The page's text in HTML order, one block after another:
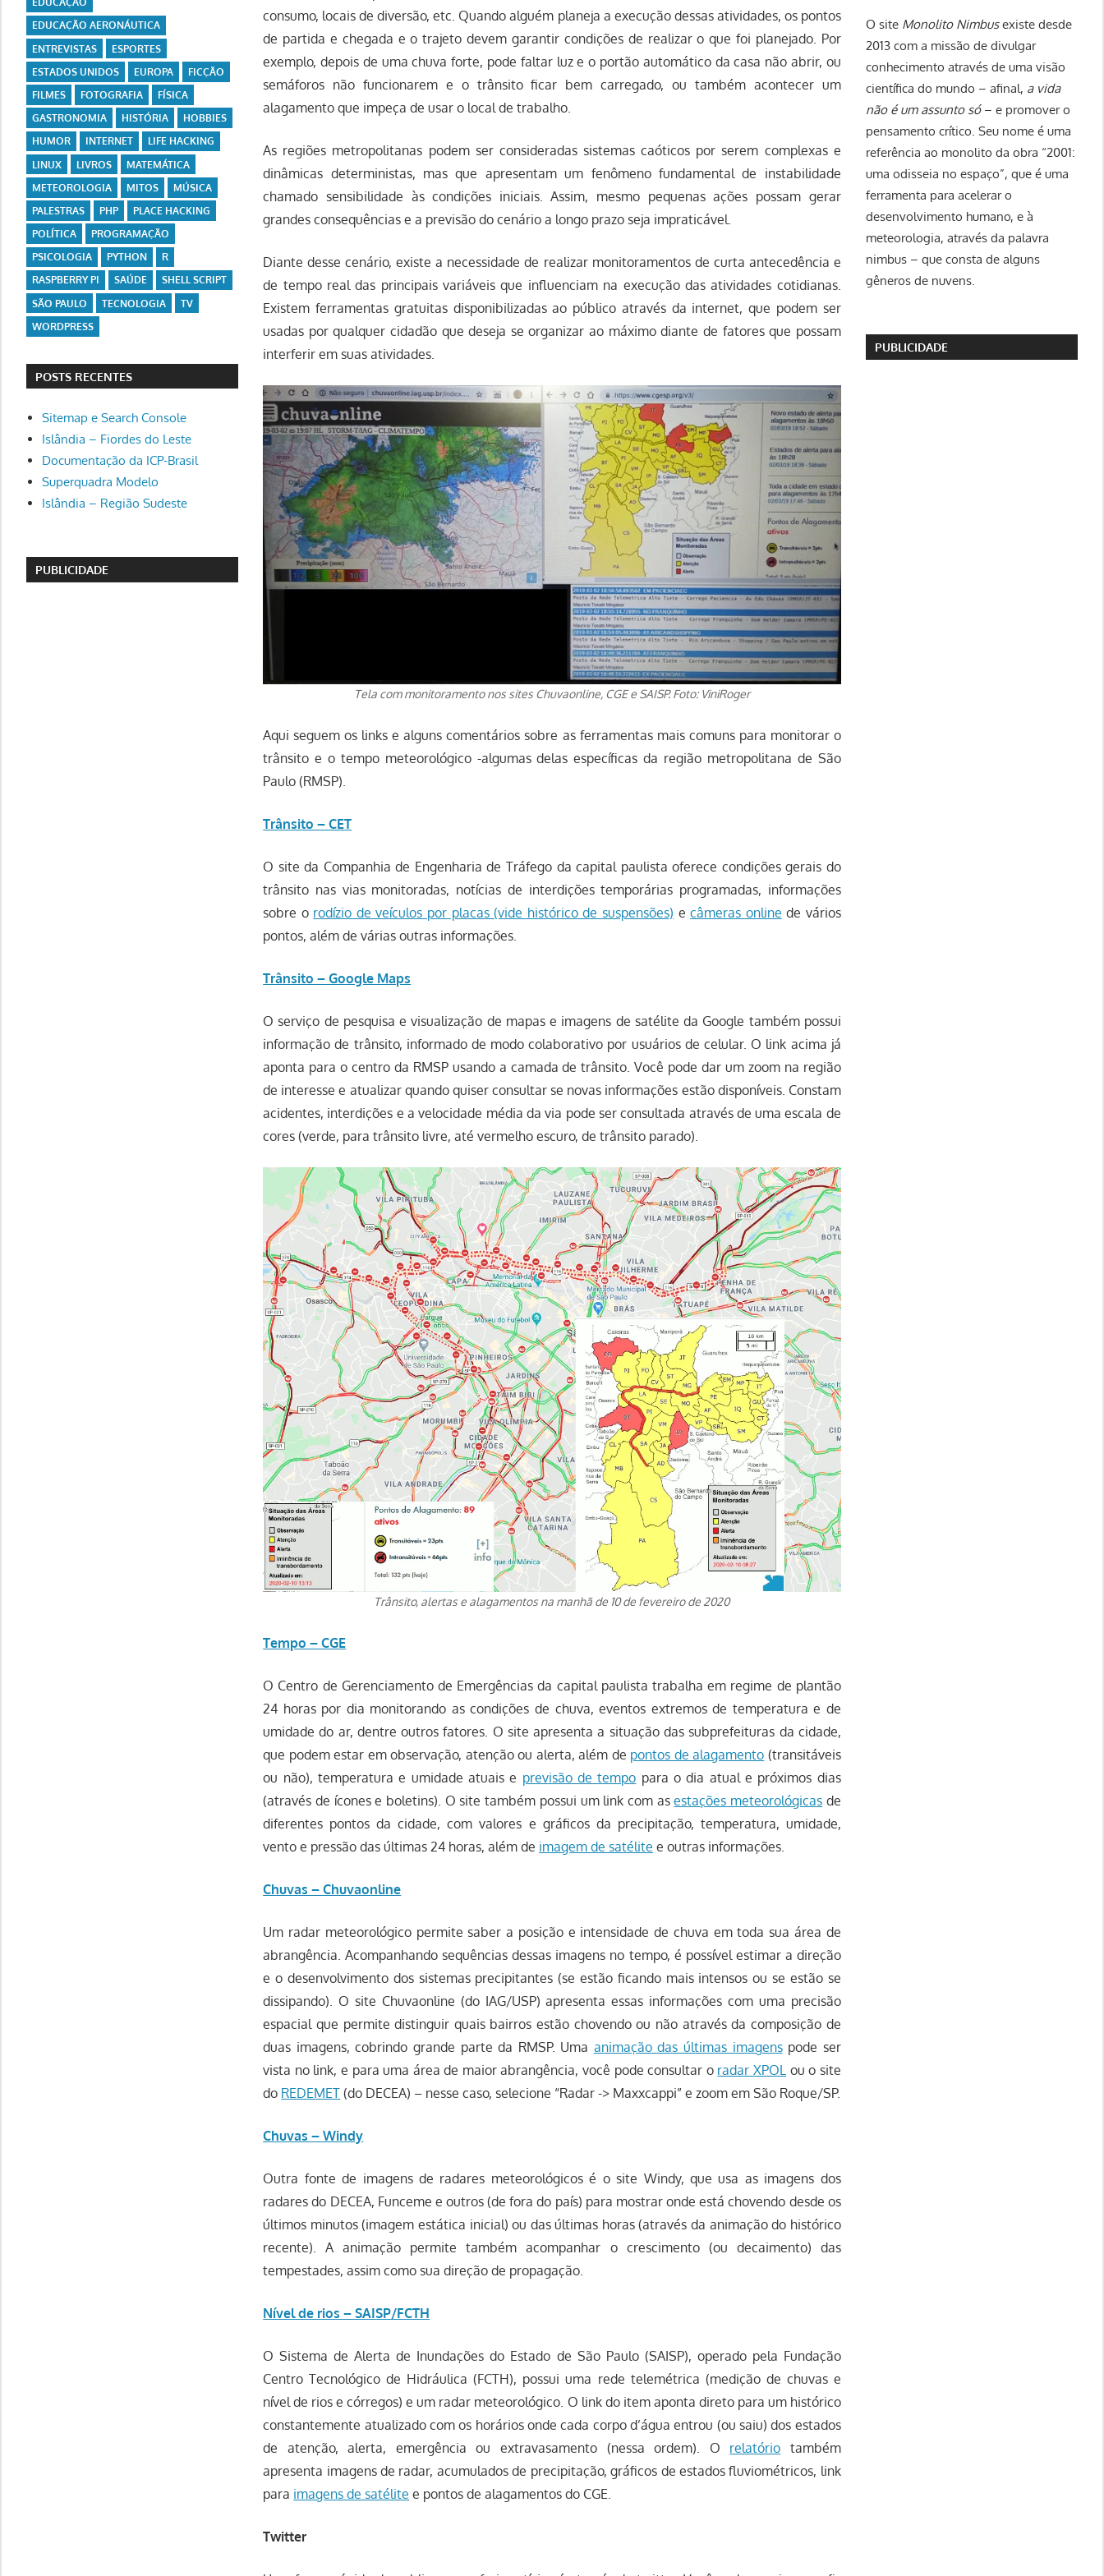
consumo, locais de diversão, etc. Quando alguém planeja a execução dessas atividades, os pontos
de partida e chegada e o trajeto devem garantir condições de realizar o que foi planejado. Por
exemplo, depois de uma chuva forte, pode faltar luz e o portão automático da casa não abrir, ou
semáforos não funcionarem e o trânsito ficar bem carregado, ou também acontecer um
alagamento que impeça de usar o local de trabalho.
As regiões metropolitanas podem ser consideradas sistemas caóticos por serem complexas e
dinâmicas deterministas, mas que apresentam um fenômeno fundamental de instabilidade
chamado sensibilidade às condições iniciais. Assim, mesmo pequenas ações possam gerar
grandes consequências e a previsão do cenário a longo prazo seja impraticável.
Diante desse cenário, existe a necessidade de realizar monitoramentos de curta antecedência e
de tempo real das principais variáveis que influenciam na execução das atividades cotidianas.
Existem ferramentas gratuitas disponibilizadas ao público através da internet, que podem ser
usadas por qualquer cidadão que deseja se organizar ao máximo diante de fatores que possam
interferir em suas atividades.
Tela com monitoramento nos sites Chuvaonline, CGE e SAISP. Foto: ViniRoger
Aqui seguem os links e alguns comentários sobre as ferramentas mais comuns para monitorar o
trânsito e o tempo meteorológico -algumas delas específicas da região metropolitana de São
Paulo (RMSP).
Trânsito – CET
O site da Companhia de Engenharia de Tráfego da capital paulista oferece condições gerais do
trânsito nas vias monitoradas, notícias de interdições temporárias programadas, informações
sobre o rodízio de veículos por placas (vide histórico de suspensões) ecâmeras online de vários
pontos, além de várias outras informações.
Trânsito – Google Maps
O serviço de pesquisa e visualização de mapas e imagens de satélite da Google também possui
informação de trânsito, informado de modo colaborativo por usuários de celular. O link acima já
aponta para o centro da RMSP usando a camada de trânsito. Você pode dar um zoom na região
de interesse e atualizar quando quiser consultar se novas informações estão disponíveis. Constam
acidentes, interdições e a velocidade média da via pode ser consultada através de uma escala de
cores (verde, para trânsito livre, até vermelho escuro, de trânsito parado).
Trânsito, alertas e alagamentos na manhã de 10 de fevereiro de 2020
Tempo – CGE
O Centro de Gerenciamento de Emergências da capital paulista trabalha em regime de plantão
24 horas por dia monitorando as condições de chuva, eventos extremos de temperatura e de
umidade do ar, dentre outros fatores. O site apresenta a situação das subprefeituras da cidade,
que podem estar em observação, atenção ou alerta, além de pontos de alagamento (transitáveis
ou não), temperatura e umidade atuais e previsão de tempo para o dia atual e próximos dias
(através de ícones e boletins). O site também possui um link com asestações meteorológicas de
diferentes pontos da cidade, com valores e gráficos da precipitação, temperatura, umidade,
vento e pressão das últimas 24 horas, além de imagem de satélite e outras informações.
Chuvas – Chuvaonline
Um radar meteorológico permite saber a posição e intensidade de chuva em toda sua área de
abrangência. Acompanhando sequências dessas imagens no tempo, é possível estimar a direção
e o desenvolvimento dos sistemas precipitantes (se estão ficando mais intensos ou se estão se
dissipando). O site Chuvaonline (do IAG/USP) apresenta essas informações com uma precisão
espacial que permite distinguir quais bairros estão chovendo ou não através da composição de
duas imagens, cobrindo grande parte da RMSP. Uma animação das últimas imagenspode ser
vista no link, e para uma área de maior abrangência, você pode consultar o radar XPOL ou o site
do REDEMET (do DECEA) – nesse caso, selecione “Radar -> Maxxcappi” e zoom em São Roque/SP.
Chuvas – Windy
Outra fonte de imagens de radares meteorológicos é o site Windy, que usa as imagens dos
radares do DECEA, Funceme e outros (de fora do país) para mostrar onde está chovendo desde os
últimos minutos (imagem estática inicial) ou das últimas horas (através da animação do histórico
recente). A animação permite também acompanhar o crescimento (ou decaimento) das
tempestades, assim como sua direção de propagação.
Nível de rios – SAISP/FCTH
O Sistema de Alerta de Inundações do Estado de São Paulo (SAISP), operado pela Fundação
Centro Tecnológico de Hidráulica (FCTH), possui uma rede telemétrica (medição de chuvas e
nível de rios e córregos) e um radar meteorológico. O link do item aponta direto para um histórico
constantemente atualizado com os horários onde cada corpo d’água entrou (ou saiu) dos estados
de atenção, alerta, emergência ou extravasamento (nessa ordem). O relatório também
apresenta imagens de radar, acumulados de precipitação, gráficos de estados fluviométricos, link
para imagens de satélite e pontos de alagamentos do CGE.
Twitter
EDUCAÇÃO AERONÁUTICA
ENTREVISTAS
ESPORTES
ESTADOS UNIDOS
EUROPA
FICÇÃO
FILMES
FOTOGRAFIA
FÍSICA
GASTRONOMIA
HISTÓRIA
HOBBIES
HUMOR
INTERNET
LIFE HACKING
LINUX
LIVROS
MATEMÁTICA
METEOROLOGIA
MITOS
MÚSICA
PALESTRAS
PHP
PLACE HACKING
POLÍTICA
PROGRAMAÇÃO
PSICOLOGIA
PYTHON
R
RASPBERRY PI
SAÚDE
SHELL SCRIPT
SÃO PAULO
TECNOLOGIA
TV
WORDPRESS
POSTS RECENTES
Sitemap e Search Console
Islândia – Fiordes do Leste
Documentação da ICP-Brasil
Superquadra Modelo
Islândia – Região Sudeste
PUBLICIDADE
O site Monolito Nimbusexiste desde
2013 com a missão de divulgar
conhecimento através de uma visão
científica do mundo – afinal, a vida
não é um assunto só– e promover o
pensamento crítico. Seu nome é uma
referência ao monolito da obra “2001:
uma odisseia no espaço”, que é uma
ferramenta para acelerar o
desenvolvimento humano, e à
meteorologia, através da palavra
nimbus – que consta de alguns
gêneros de nuvens.
PUBLICIDADE